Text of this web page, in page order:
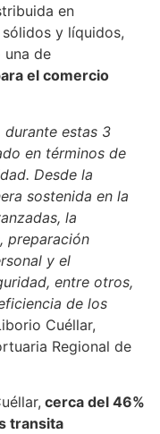
en
y líquidos,
una de
el comercio
durante estas 3
en términos de
Desde la
sostenida en la
la
preparación
y el
entre otros,
de los
Cuéllar,
Regional de
cerca del 46%
transita